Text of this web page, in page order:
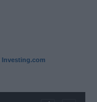
Investing.com